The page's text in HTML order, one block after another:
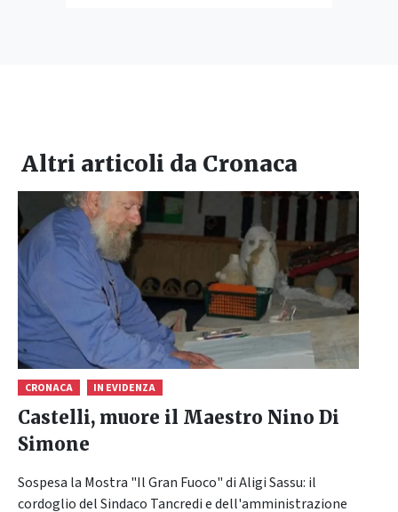
Altri articoli da Cronaca
CRONACA IN EVIDENZA
Castelli, muore il Maestro Nino Di
Simone
Sospesa la Mostra "Il Gran Fuoco" di Aligi Sassu: il
cordoglio del Sindaco Tancredi e dell'amministrazione